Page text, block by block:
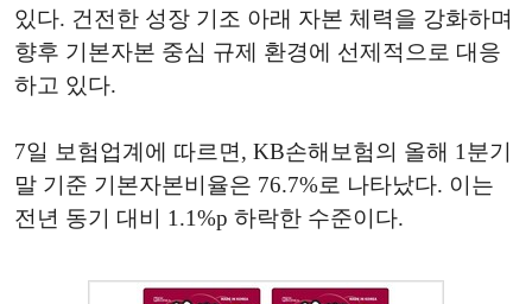
있다. 건전한 성장 기조 아래 자본 체력을 강화하며
향후 기본자본 중심 규제 환경에 선제적으로 대응
하고 있다.
7일 보험업계에 따르면, KB손해보험의 올해 1분기
말 기준 기본자본비율은 76.7%로 나타났다. 이는
전년 동기 대비 1.1%p 하락한 수준이다.